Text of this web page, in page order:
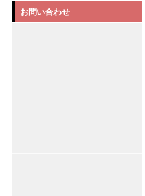
お問い合わせ